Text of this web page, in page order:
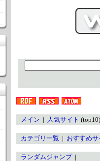
メイン | 人気サイト
カテゴリ一覧 | おすすめサ
ランダムジャンプ|